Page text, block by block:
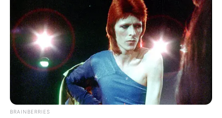
BRAINBERRIES